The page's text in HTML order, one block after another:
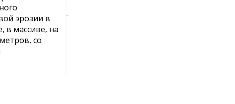
эрозии в
в массиве, на
со